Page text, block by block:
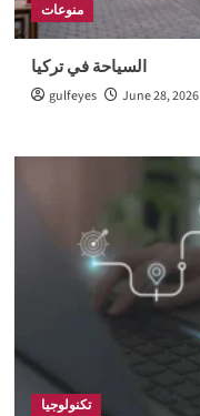
منوعات
السياحة في تركيا
gulfeyes June 28, 2026
تكنولوجيا